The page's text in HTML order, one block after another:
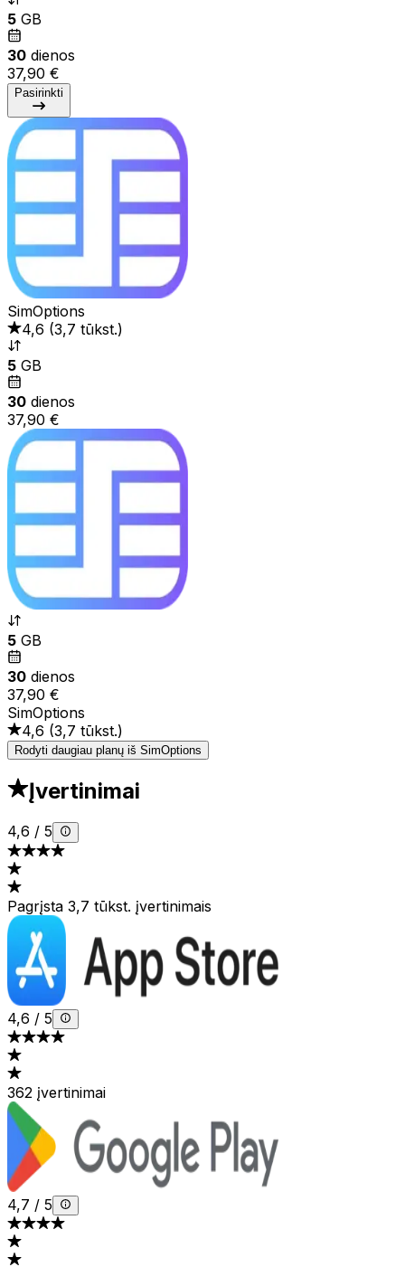
5 GB
30 dienos
37,90 €
Pasirinkti
SimOptions
4,6 (3,7 tūkst.)
5 GB
30 dienos
37,90 €
5 GB
30 dienos
37,90 €
SimOptions
4,6 (3,7 tūkst.)
Rodyti daugiau planų iš SimOptions
Įvertinimai
4,6 / 5
Pagrįsta 3,7 tūkst. įvertinimais
4,6 / 5
362 įvertinimai
4,7 / 5